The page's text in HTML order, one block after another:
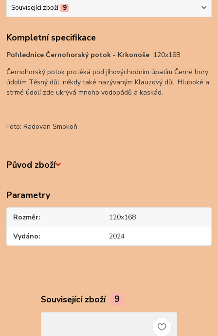
Související zboží 9
Kompletní specifikace
Pohlednice Černohorský potok - Krkonoše 120x168
Černohorský potok protéká pod jihovýchodním úpatím Černé hory
údolím Těsný důl, někdy také nazývaným Klauzový důl. Hluboké a
strmé údolí zde ukrývá mnoho vodopádů a kaskád.
Foto: Radovan Smokoň
Původ zboží
Parametry
Rozměr 120x168
Vydáno 2024
Související zboží 9